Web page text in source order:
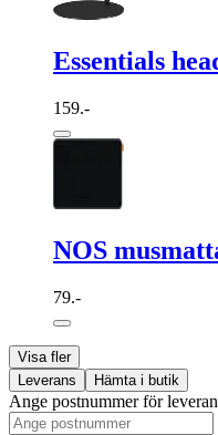
Essentials
159.-
NOS
79.-
Visa fler
Leverans
Hämta i butik
Ange postnummer för